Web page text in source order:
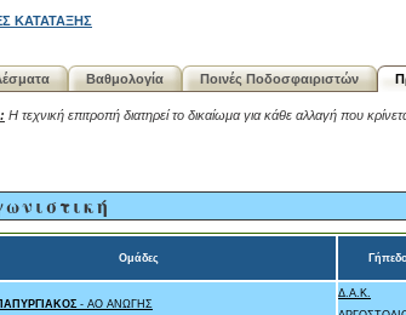
ΚΑΤΑΤΑΞΗΣ
Βαθμολογία Ποινές Ποδοσφαιριστών
Η τεχνική επιτροπή διατηρεί το δικαίωμα για κάθε αλλαγή που
Ομάδες Γήπεδο
- ΑΟ ΑΝΩΓΗΣ
Δ.Α.Κ.